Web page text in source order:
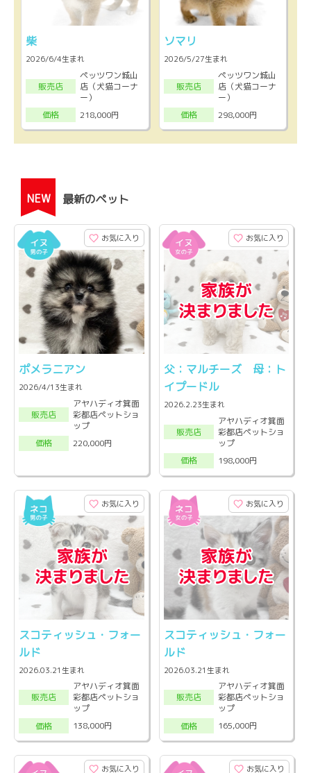
柴
2026/6/4生まれ
販売店
ペッツワン城山
店（犬猫コーナ
ー）
価格
218,000円
ソマリ
2026/5/27生まれ
販売店
ペッツワン城山
店（犬猫コーナ
ー）
価格
298,000円
NEW 最新のペット
お気に入り
ポメラニアン
2026/4/13生まれ
販売店
アヤハディオ箕面
彩都店ペットショ
ップ
価格
220,000円
お気に入り
父：マルチーズ 母：ト
イプードル
2026.2.23生まれ
販売店
アヤハディオ箕面
彩都店ペットショ
ップ
価格
198,000円
お気に入り
スコティッシュ・フォー
ルド
2026.03.21生まれ
販売店
アヤハディオ箕面
彩都店ペットショ
ップ
価格
138,000円
お気に入り
スコティッシュ・フォー
ルド
2026.03.21生まれ
販売店
アヤハディオ箕面
彩都店ペットショ
ップ
価格
165,000円
お気に入り お気に入り